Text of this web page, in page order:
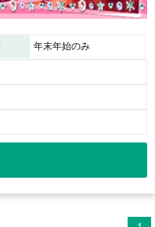
年末年始のみ